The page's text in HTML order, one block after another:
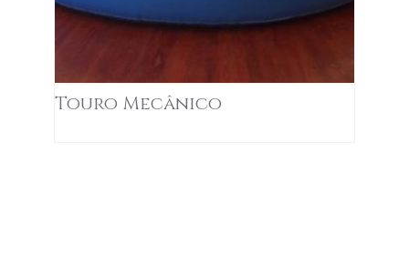
Touro Mecânico